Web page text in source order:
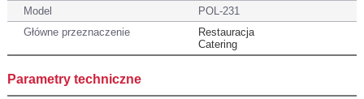
Model
POL-231
Główne przeznaczenie
Restauracja
Catering
Parametry techniczne